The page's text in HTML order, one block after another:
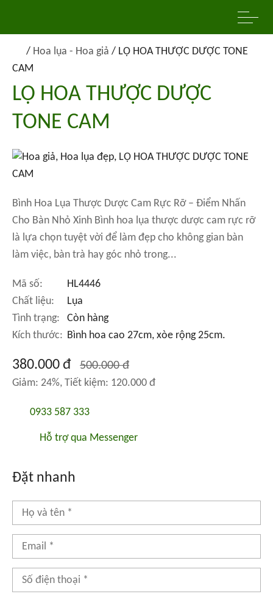
/ Hoa lụa - Hoa giả / LỌ HOA THƯỢC DƯỢC TONE
CAM
LỌ HOA THƯỢC DƯỢC
TONE CAM
Bình Hoa Lụa Thược Dược Cam Rực Rỡ – Điểm Nhấn
Cho Bàn Nhỏ Xinh Bình hoa lụa thược dược cam rực rỡ
là lựa chọn tuyệt vời để làm đẹp cho không gian bàn
làm việc, bàn trà hay góc nhỏ trong...
Mã số:
HL4446
Chất liệu:
Lụa
Tình trạng:
Còn hàng
Kích thước: Bình hoa cao 27cm, xòe rộng 25cm.
380.000 đ 500.000 đ
Giảm: 24%, Tiết kiệm: 120.000 đ
0933 587 333
Hỗ trợ qua Messenger
Đặt nhanh